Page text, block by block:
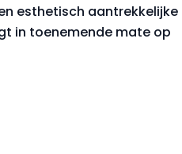
esthetisch aantrekkelijke
in toenemende mate op